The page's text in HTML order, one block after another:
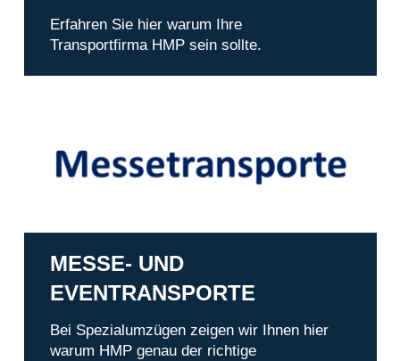
Erfahren Sie hier warum Ihre
Transportfirma HMP sein sollte.
MESSE- UND
EVENTRANSPORTE
Bei Spezialumzügen zeigen wir Ihnen hier
warum HMP genau der richtige